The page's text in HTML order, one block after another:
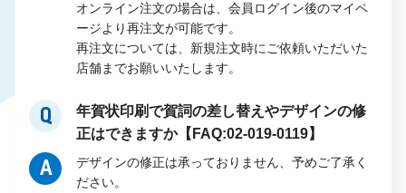
オンライン注文の場合は、会員ログイン後のマイペ
ージより再注文が可能です。
再注文については、新規注文時にご依頼いただいた
店舗までお願いいたします。
Q
年賀状印刷で賀詞の差し替えやデザインの修
正はできますか【FAQ:02-019-0119】
A
デザインの修正は承っておりません、予めご了承く
ださい。